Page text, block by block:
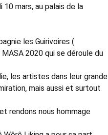
10 mars, au palais de la
les Guirivoires (
2020 qui se déroule du
les artistes dans leur grande
mais aussi et surtout
rendons nous hommage